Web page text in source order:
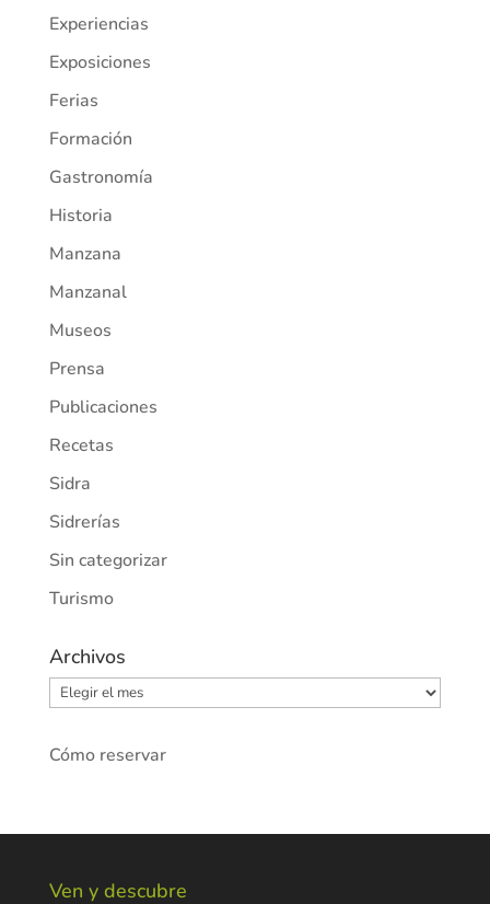
Experiencias
Exposiciones
Ferias
Formación
Gastronomía
Historia
Manzana
Manzanal
Museos
Prensa
Publicaciones
Recetas
Sidra
Sidrerías
Sin categorizar
Turismo
Archivos
Archivos
Cómo reservar
Ven y descubre